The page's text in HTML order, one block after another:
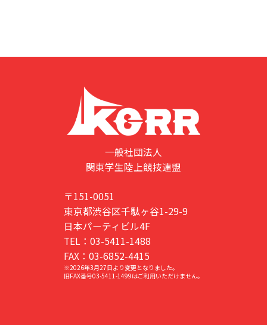
一般社団法人
関東学生陸上競技連盟
〒151-0051
東京都渋谷区千駄ヶ谷1-29-9
日本パーティビル4F
TEL：03-5411-1488
FAX：03-6852-4415
※2026年3月27日より変更となりました。
旧FAX番号03-5411-1499はご利用いただけません。